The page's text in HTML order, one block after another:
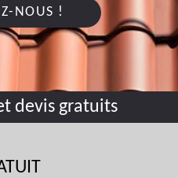
NOUS !
devis gratuits